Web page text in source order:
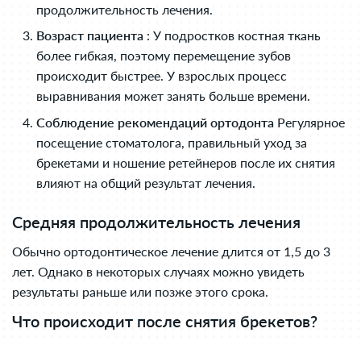
продолжительность лечения.
Возраст пациента : У подростков костная ткань
более гибкая, поэтому перемещение зубов
происходит быстрее. У взрослых процесс
выравнивания может занять больше времени.
Соблюдение рекомендаций ортодонта Регулярное
посещение стоматолога, правильный уход за
брекетами и ношение ретейнеров после их снятия
влияют на общий результат лечения.
Средняя продолжительность лечения
Обычно ортодонтическое лечение длится от 1,5 до 3
лет. Однако в некоторых случаях можно увидеть
результаты раньше или позже этого срока.
Что происходит после снятия брекетов?